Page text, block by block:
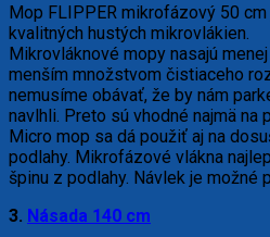
Mop FLIPPER mikrofázový 50
kvalitných hustých mikrovlákien.
Mikrovláknové mopy nasajú
menším množstvom čistiaceho
nemusíme obávať, že by nám
navlhli. Preto sú vhodné najmä na
Micro mop sa dá použiť aj na
podlahy. Mikrofázové vlákna
špinu z podlahy. Návlek je možné
3. Násada 140 cm